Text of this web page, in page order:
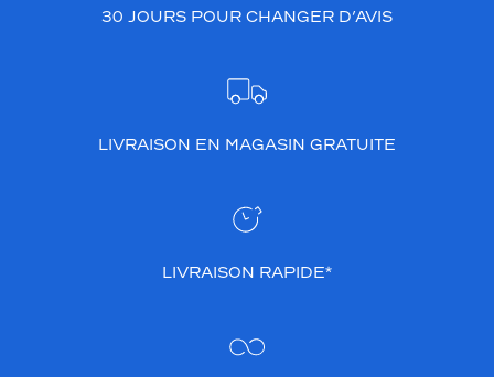
30 JOURS POUR CHANGER D’AVIS
LIVRAISON EN MAGASIN GRATUITE
LIVRAISON RAPIDE*